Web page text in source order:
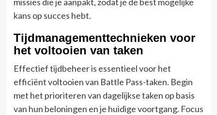
kans op succes hebt.
Tijdmanagementtechnieken voor
het voltooien van taken
Effectief tijdbeheer is essentieel voor het
efficiënt voltooien van Battle Pass-taken. Begin
met het prioriteren van dagelijkse taken op basis
van hun beloningen en je huidige voortgang. Focus